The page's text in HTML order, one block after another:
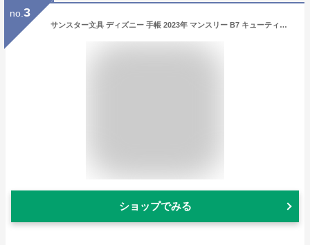
no. 3
サンスター文具 ディズニー 手帳 2023年 マンスリー B7 キューティヒップ 集合 S2956217 本体サイズ:89x134x4mm/B7 1ケ月ブロック/55g
ショップでみる